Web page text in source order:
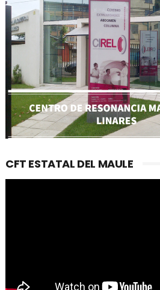
CFT ESTATAL DEL MAULE